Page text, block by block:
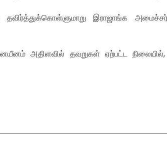
தவிர்த்துக்கொள்ளுமாறு இராஜாங்க
அதிளவில் தவறுகள் ஏற்பட்ட நிலையில்,